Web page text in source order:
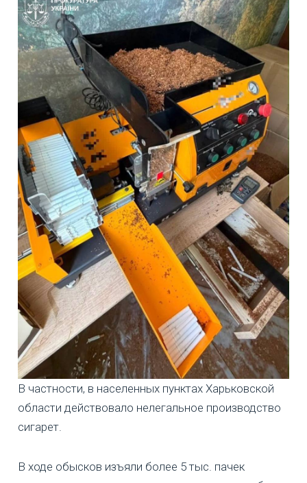
В частности, в населенных пунктах Харьковской
области действовало нелегальное производство
сигарет.
В ходе обысков изъяли более 5 тыс. пачек